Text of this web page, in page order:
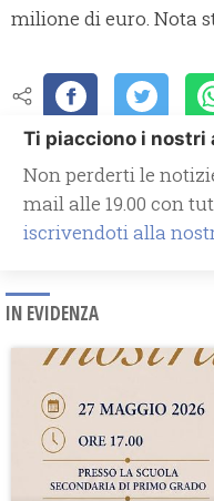
milione di euro. Nota
Ti piacciono i nostri
Non perderti le
mail alle 19.00 con
iscrivendoti alla
IN EVIDENZA